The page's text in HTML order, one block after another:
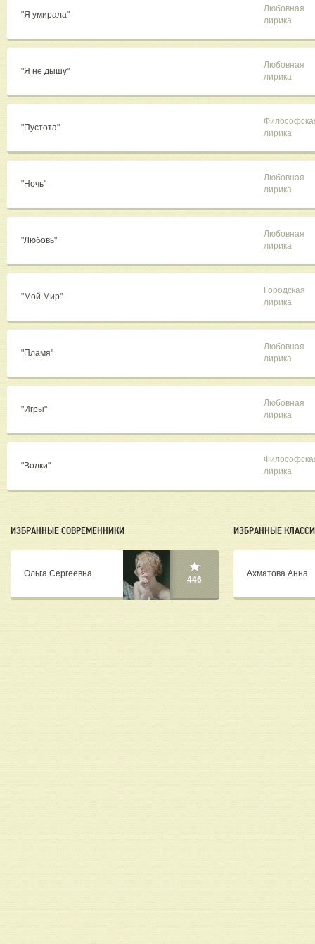
"Я умирала"
Любовная
лирика
"Я не дышу"
Любовная
лирика
"Пустота"
лирика
"Ночь"
Любовная
лирика
"Любовь"
Любовная
лирика
"Мой Мир"
Городская
лирика
"Пламя"
Любовная
лирика
"Игры"
Любовная
лирика
"Волки"
лирика
ИЗБРАННЫЕ СОВРЕМЕННИКИ
Ольга Сергеевна
446
ИЗБРАННЫЕ
Ахматова Анна